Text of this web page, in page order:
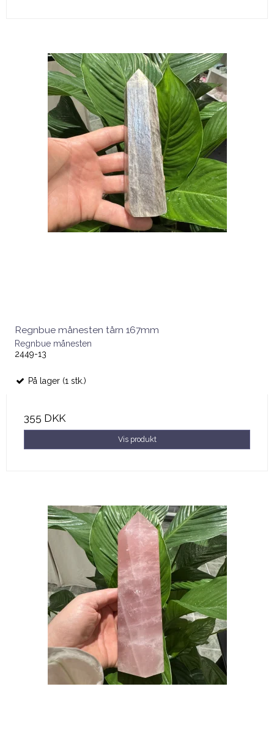
Regnbue månesten tårn 167mm
Regnbue månesten
2449-13
På lager (1 stk.)
355 DKK
Vis produkt